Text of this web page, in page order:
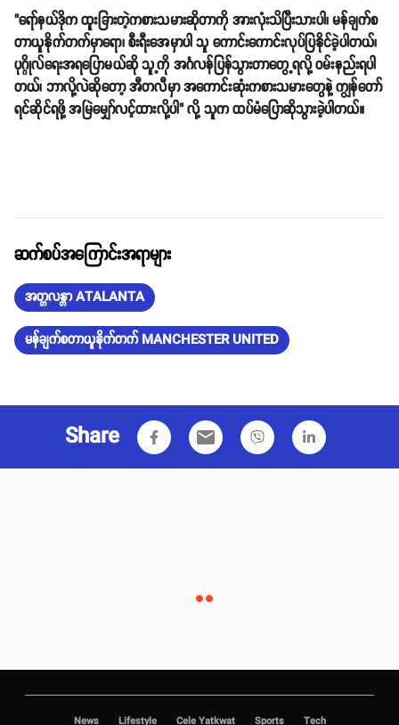
"ရော်နယ်ဒိုက ထူးခြားတဲ့ကစားသမားဆိုတာကို အားလုံးသိပြီးသားပါ၊ မန်ချက်စ
တာယူနိုက်တက်မှာရော၊ စီးရီးအေမှာပါ သူ ကောင်းကောင်းလုပ်ပြနိုင်ခဲ့ပါတယ်၊
ပုဂ္ဂိုလ်ရေးအရပြောမယ်ဆို သူ့ကို အင်္ဂလန်ပြန်သွားတာတွေ့ရလို့ ဝမ်းနည်းရပါ
တယ်၊ ဘာလို့လဲဆိုတော့ အီတလီမှာ အကောင်းဆုံးကစားသမားတွေနဲ့ ကျွန်တော်
ရင်ဆိုင်ရဖို့ အမြဲမျှော်လင့်ထားလို့ပါ" လို့ သူက ထပ်မံပြောဆိုသွားခဲ့ပါတယ်။
ဆက်စပ်အကြောင်းအရာများ
အတ္တလန္တာ ATALANTA
မန်ချက်စတာယူနိုက်တက် MANCHESTER UNITED
Share email